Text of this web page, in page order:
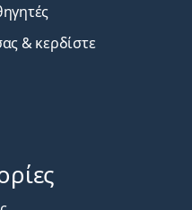
& κερδίστε